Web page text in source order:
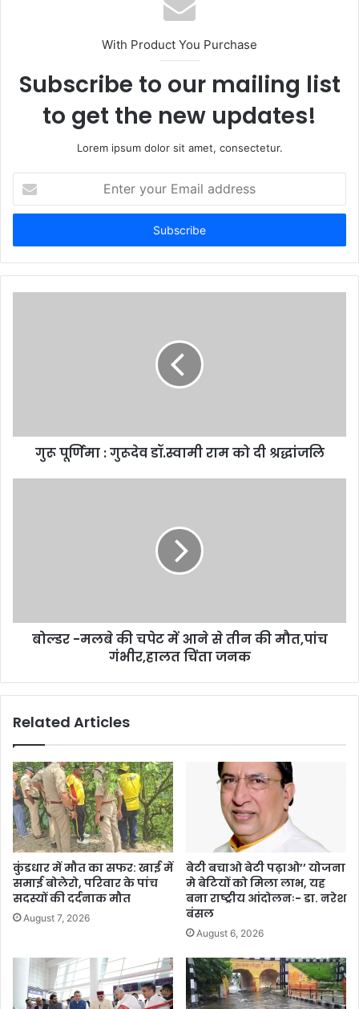
With Product You Purchase
Subscribe to our mailing list
to get the new updates!
Lorem ipsum dolor sit amet, consectetur.
your
Email
गुरू पूर्णिमा : गुरूदेव डॉ.स्वामी राम को दी श्रद्धांजलि
बोल्डर -मलबे की चपेट में आने से तीन की मौत,पांच
गंभीर,हालत चिंता जनक
Related Articles
कुंडधार में मौत का सफर: खाई में
समाई बोलेरो, परिवार के पांच
सदस्यों की दर्दनाक मौत
August 7, 2026
बेटी बचाओ बेटी पढ़ाओ’’ योजना
मे बेटियों को मिला लाभ, यह
बना राष्ट्रीय आंदोलनः- डा. नरेश
बंसल
August 6, 2026